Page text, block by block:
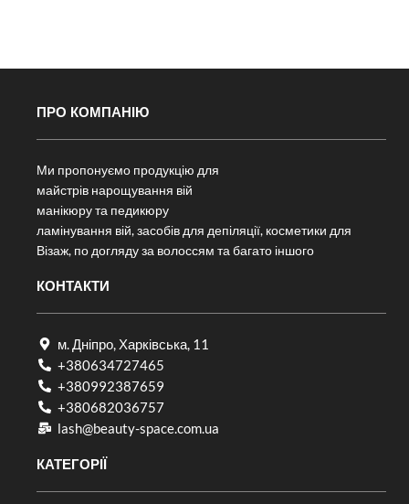
ПРО КОМПАНІЮ
Ми пропонуємо продукцію для
майстрів нарощування вій
манікюру та педикюру
ламінування вій, засобів для депіляції, косметики для
Візаж, по догляду за волоссям та багато іншого
КОНТАКТИ
м. Дніпро, Харківська, 11
+380634727465
+380992387659
+380682036757​
lash@beauty-space.com.ua
КАТЕГОРІЇ